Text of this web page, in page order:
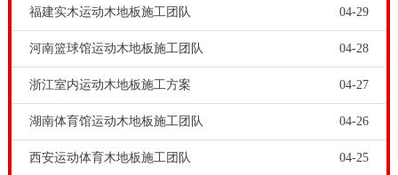
理地处理健身运动木地板遇到泡泡糖的难题。健身运动
木地板生产厂**给各位科谱一个解决泡泡糖的方法，用
块儿，热障热缩的基本原理让香口胶发硬变脆，用信用
卡或是个人名片啥的刮掉，这招百试百灵鸟并且非常好
福建实木运动木地板施工团队 04-29
河南篮球馆运动木地板施工团队 04-28
浙江室内运动木地板施工方案 04-27
湖南体育馆运动木地板施工团队 04-26
西安运动体育木地板施工团队 04-25